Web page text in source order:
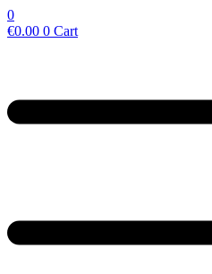
0
€0.00 0 Cart